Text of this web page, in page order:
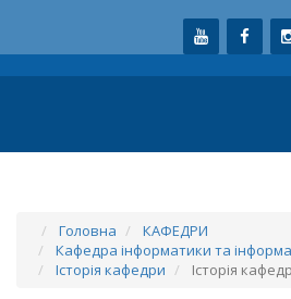
Головна
КАФЕДРИ
Кафедра інформатики та
Історія кафедри
Історія